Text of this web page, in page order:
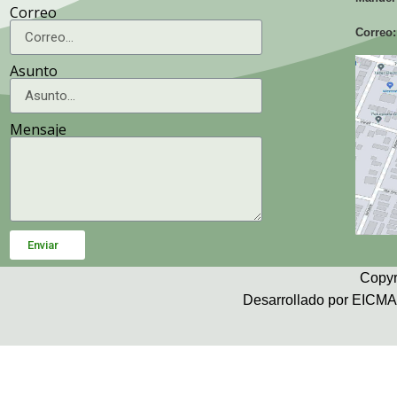
Correo
Asunto
Mensaje
Enviar
Correo:
Desarrollado por